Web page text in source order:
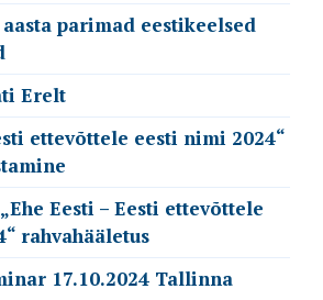
parimad eestikeelsed
Erelt
ettevõttele eesti nimi 2024“
Eesti – Eesti ettevõttele
rahvahääletus
17.10.2024 Tallinna